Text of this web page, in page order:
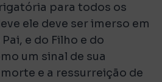
para todos os
ele deve ser imerso em
e do Filho e do
um sinal de sua
e a ressurreição de